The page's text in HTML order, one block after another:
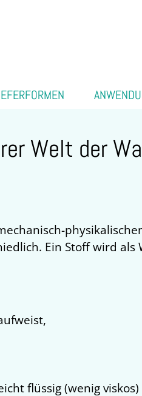
Welt der
Ein Stoff wird als
flüssig (wenig viskos)